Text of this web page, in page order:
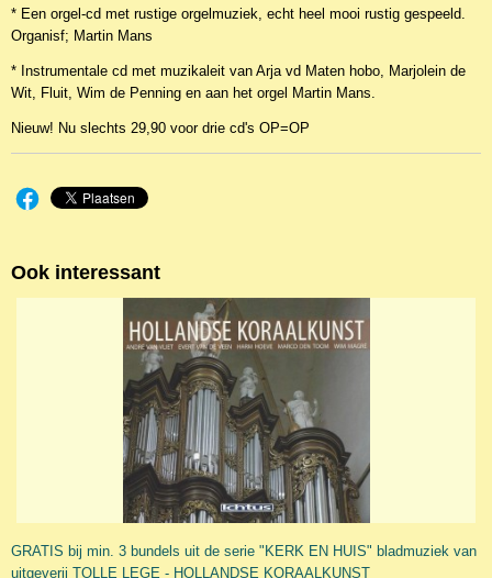
* Een orgel-cd met rustige orgelmuziek, echt heel mooi rustig gespeeld.
Organisf; Martin Mans
* Instrumentale cd met muzikaleit van Arja vd Maten hobo, Marjolein de
Wit, Fluit, Wim de Penning en aan het orgel Martin Mans.
Nieuw! Nu slechts 29,90 voor drie cd's OP=OP
Ook interessant
GRATIS bij min. 3 bundels uit de serie "KERK EN HUIS" bladmuziek van
uitgeverij TOLLE LEGE - HOLLANDSE KORAALKUNST